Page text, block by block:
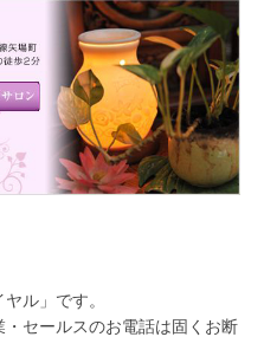
ル」です。
セールスのお電話は固くお断